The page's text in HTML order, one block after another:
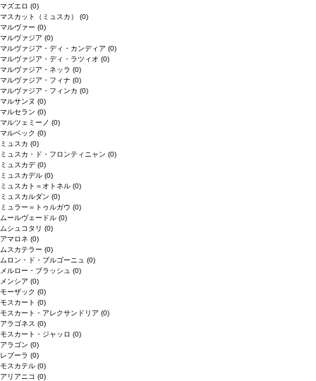
マズエロ (0)
マスカット（ミュスカ） (0)
マルヴァー (0)
マルヴァジア (0)
マルヴァジア・ディ・カンディア (0)
マルヴァジア・ディ・ラツィオ (0)
マルヴァジア・ネッラ (0)
マルヴァジア・フィナ (0)
マルヴァジア・フィンカ (0)
マルサンヌ (0)
マルセラン (0)
マルツェミーノ (0)
マルベック (0)
ミュスカ (0)
ミュスカ・ド・フロンティニャン (0)
ミュスカデ(0)
ミュスカデル (0)
ミュスカト＝オトネル (0)
ミュスカルダン (0)
ミュラー＝トゥルガウ (0)
ムールヴェードル (0)
ムシュコタリ (0)
アマロネ (0)
ムスカテラー (0)
ムロン・ド・ブルゴーニュ (0)
メルロー・ブラッシュ (0)
メンシア (0)
モーザック (0)
モスカート (0)
モスカート・アレクサンドリア (0)
アラゴネス (0)
モスカート・ジャッロ (0)
アラゴン (0)
レブーラ (0)
モスカテル (0)
アリアニコ (0)